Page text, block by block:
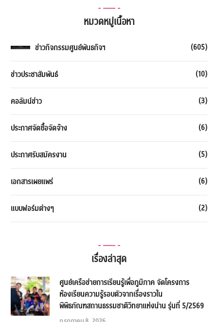
หมวดหมู่เนื้อหา
ข่าวกิจกรรมศูนย์พันธกิจฯ (605)
ข่าวประชาสัมพันธ์ (10)
คอลัมน์ข่าว (3)
ประกาศจัดซื้อจัดจ้าง (6)
ประกาศรับสมัครงาน (5)
เอกสารเผยแพร่ (6)
แบบฟอร์มต่างๆ (2)
เรื่องล่าสุด
ศูนย์เครือข่ายการเรียนรู้เพื่อภูมิภาค จัดโครงการ
ห้องเรียนความรู้รอบตัวจากเรื่องราวใน
พิพิธภัณฑสถานธรรมชาติวิทยาแห่งน่าน รุ่นที่ 5/2569